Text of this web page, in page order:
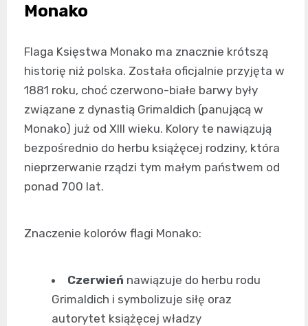
Monako
Flaga Księstwa Monako ma znacznie krótszą
historię niż polska. Została oficjalnie przyjęta w
1881 roku, choć czerwono-białe barwy były
związane z dynastią Grimaldich (panującą w
Monako) już od XIII wieku. Kolory te nawiązują
bezpośrednio do herbu książęcej rodziny, która
nieprzerwanie rządzi tym małym państwem od
ponad 700 lat.
Znaczenie kolorów flagi Monako:
Czerwień nawiązuje do herbu rodu
Grimaldich i symbolizuje siłę oraz
autorytet książęcej władzy